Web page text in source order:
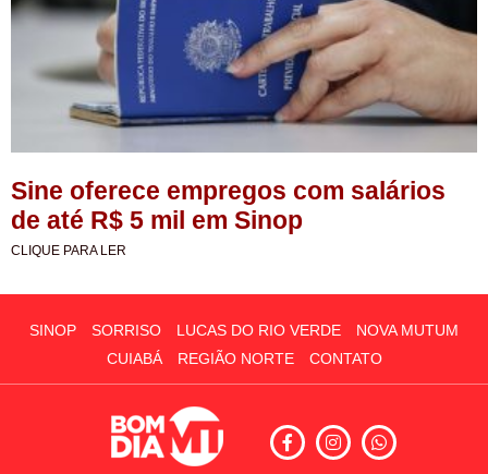
Sine oferece empregos com salários
de até R$ 5 mil em Sinop
CLIQUE PARA LER
SINOP SORRISO LUCAS DO RIO VERDE
NOVA MUTUM
CUIABÁ
REGIÃO NORTE CONTATO